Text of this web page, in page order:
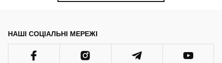
НАШІ СОЦІАЛЬНІ МЕРЕЖІ